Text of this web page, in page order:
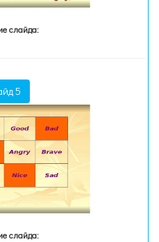
слайда:
5
слайда: